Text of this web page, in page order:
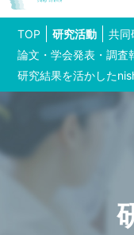
TOP 研究活動 共同
論文・学会発表・調査
研究結果を活かした